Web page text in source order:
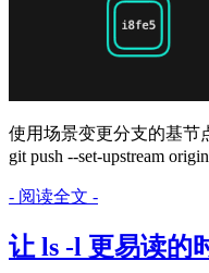
使用场景变更分支的基节
git push --set-upstream
- 阅读全文 -
让 ls -l 更易读的